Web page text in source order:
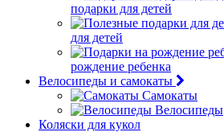
подарки для детей
для детей
рождение ребенка
Велосипеды и самокаты
Самокаты
Велосипеды
Коляски для кукол